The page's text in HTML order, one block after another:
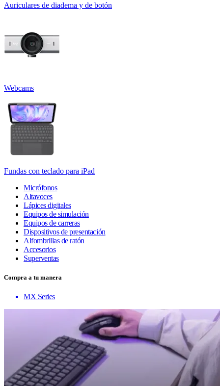
Auriculares de diadema y de botón
Webcams
Fundas con teclado para iPad
Micrófonos
Altavoces
Lápices digitales
Equipos de simulación
Equipos de carreras
Dispositivos de presentación
Alfombrillas de ratón
Accesorios
Superventas
Compra a tu manera
MX Series